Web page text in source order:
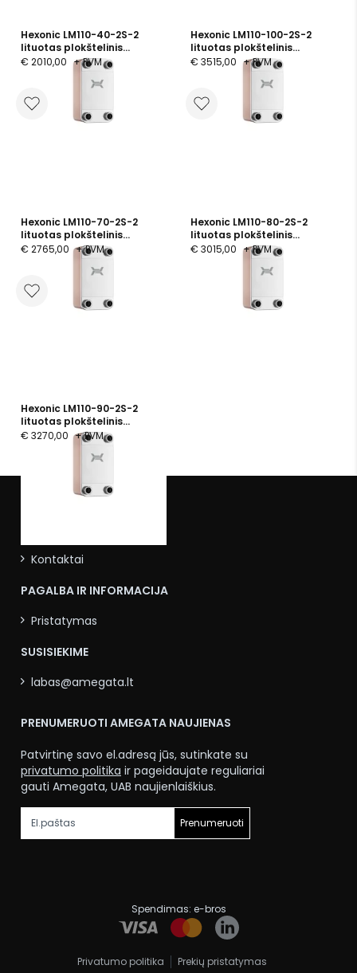
Hexonic LM110-40-2S-2
lituotas plokštelinis
šilumokaitis, 40 plokštelės,
€ 2010,00 + PVM
Hexonic LM110-100-2S-2
lituotas plokštelinis
šilumokaitis, 100 plokštelės,
€ 3515,00 + PVM
Hexonic LM110-70-2S-2
lituotas plokštelinis
šilumokaitis, 70 plokštelės,
€ 2765,00 + PVM
Hexonic LM110-80-2S-2
lituotas plokštelinis
šilumokaitis, 80 plokštelės,
€ 3015,00 + PVM
Hexonic LM110-90-2S-2
lituotas plokštelinis
šilumokaitis, 90 plokštelės,
€ 3270,00 + PVM
Kontaktai
PAGALBA IR INFORMACIJA
Pristatymas
SUSISIEKIME
labas@amegata.lt
PRENUMERUOTI AMEGATA NAUJIENAS
Patvirtinę savo el.adresą jūs, sutinkate su
privatumo politika ir pageidaujate reguliariai
gauti Amegata, UAB naujienlaiškius.
Prenumeruoti
Privatumo politika Prekių pristatymas
Spendimas: e-bros